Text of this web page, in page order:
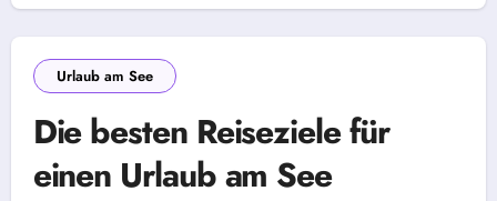
Urlaub am See
Die besten Reiseziele für
einen Urlaub am See